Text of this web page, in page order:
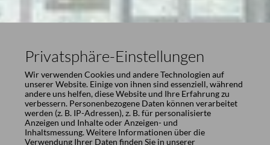
Privatsphäre-Einstellungen
Wir verwenden Cookies und andere Technologien auf
unserer Website. Einige von ihnen sind essenziell, während
andere uns helfen, diese Website und Ihre Erfahrung zu
verbessern. Personenbezogene Daten können verarbeitet
werden (z. B. IP-Adressen), z. B. für personalisierte
Anzeigen und Inhalte oder Anzeigen- und
Inhaltsmessung. Weitere Informationen über die
Verwendung Ihrer Daten finden Sie in unserer